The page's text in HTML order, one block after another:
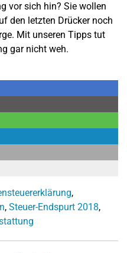
vor sich hin? Sie wollen
den letzten Drücker noch
Mit unseren Tipps tut
gar nicht weh.
,
, Steuer-Endspurt 2018,